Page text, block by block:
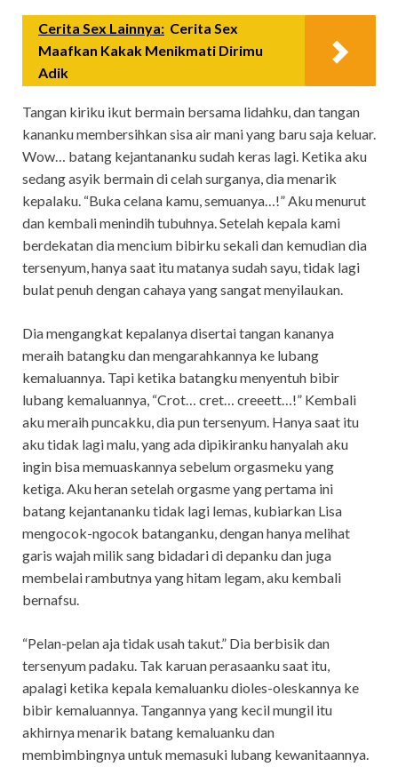
Cerita Sex Lainnya: Cerita Sex
Maafkan Kakak Menikmati Dirimu
Adik
Tangan kiriku ikut bermain bersama lidahku, dan tangan
kananku membersihkan sisa air mani yang baru saja keluar.
Wow… batang kejantananku sudah keras lagi. Ketika aku
sedang asyik bermain di celah surganya, dia menarik
kepalaku. “Buka celana kamu, semuanya…!” Aku menurut
dan kembali menindih tubuhnya. Setelah kepala kami
berdekatan dia mencium bibirku sekali dan kemudian dia
tersenyum, hanya saat itu matanya sudah sayu, tidak lagi
bulat penuh dengan cahaya yang sangat menyilaukan.
Dia mengangkat kepalanya disertai tangan kananya
meraih batangku dan mengarahkannya ke lubang
kemaluannya. Tapi ketika batangku menyentuh bibir
lubang kemaluannya, “Crot… cret… creeett…!” Kembali
aku meraih puncakku, dia pun tersenyum. Hanya saat itu
aku tidak lagi malu, yang ada dipikiranku hanyalah aku
ingin bisa memuaskannya sebelum orgasmeku yang
ketiga. Aku heran setelah orgasme yang pertama ini
batang kejantananku tidak lagi lemas, kubiarkan Lisa
mengocok-ngocok batanganku, dengan hanya melihat
garis wajah milik sang bidadari di depanku dan juga
membelai rambutnya yang hitam legam, aku kembali
bernafsu.
“Pelan-pelan aja tidak usah takut.” Dia berbisik dan
tersenyum padaku. Tak karuan perasaanku saat itu,
apalagi ketika kepala kemaluanku dioles-oleskannya ke
bibir kemaluannya. Tangannya yang kecil mungil itu
akhirnya menarik batang kemaluanku dan
membimbingnya untuk memasuki lubang kewanitaannya.